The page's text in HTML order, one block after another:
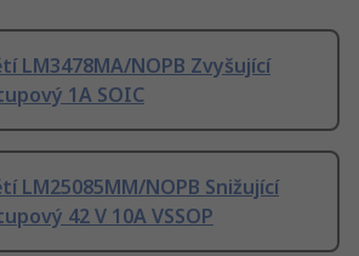
LM3478MA/NOPB Zvyšující
1A SOIC
LM25085MM/NOPB Snižující
42 V 10A VSSOP